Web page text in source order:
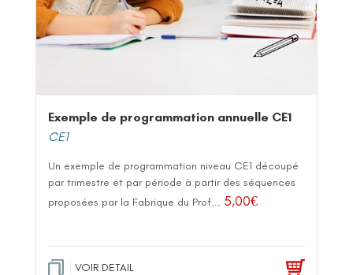
Exemple de programmation annuelle CE1
CE1
Un exemple de programmation niveau CE1 découpé
par trimestre et par période à partir des séquences
proposées par la Fabrique du Prof... 5,00€
VOIR DETAIL